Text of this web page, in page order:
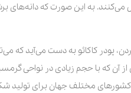
می‌کنند. به این صورت که دانه‌های
پودر کاکائو به دست می‌آید که
آن که با حجم زیادی در نواحی
مختلف جهان برای تولید